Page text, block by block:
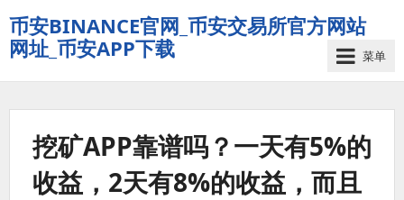
币安BINANCE官网_币安交易所官方网站
网址_币安APP下载
菜单
挖矿APP靠谱吗？一天有5%的
收益，2天有8%的收益，而且